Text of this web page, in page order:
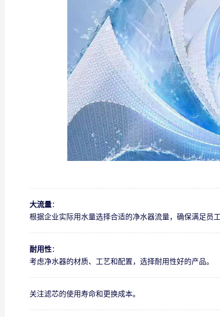
大流量：
根据企业实际用水量选择合适的净水器流量，确保满足员
耐用性：
考虑净水器的材质、工艺和配置，选择耐用性好的产品。
关注滤芯的使用寿命和更换成本。